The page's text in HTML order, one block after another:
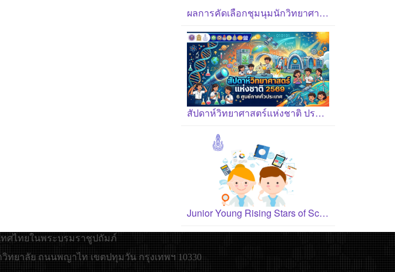
ผลการคัดเลือกชุมนุมนักวิทยาศาสตร์รุ่นเยาว์ ปี 2569
สัปดาห์วิทยาศาสตร์แห่งชาติ ประจำปี 2569
Junior Young Rising Stars of Science Award 2026
ศไทยในพระบรมราชูปถัมภ์
ยาลัย ถนนพญาไท เขตปทุมวัน กรุงเทพฯ 10330